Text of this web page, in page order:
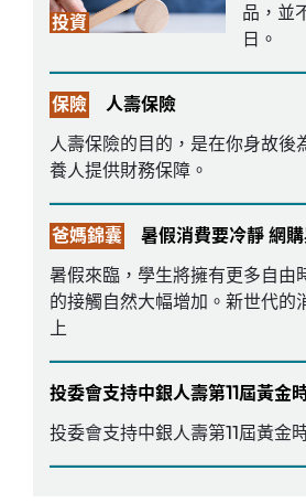
投資
品，並
日。
保險
人壽保險
人壽保險的目的，是在你身故後
養人提供財務保障。
爸媽錦囊
暑假消費要冷靜 網
暑假來臨，學生將擁有更多自由
的接觸自然大幅增加。新世代的
上
投委會支持中銀人壽第11屆黃金
投委會支持中銀人壽第11屆黃金